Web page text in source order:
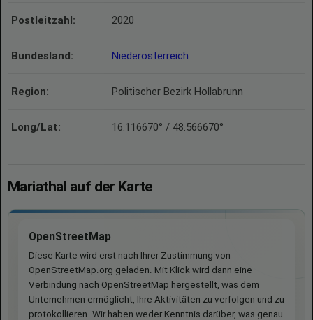
Postleitzahl: 2020
Bundesland: Niederösterreich
Region: Politischer Bezirk Hollabrunn
Long/Lat: 16.116670° / 48.566670°
Mariathal auf der Karte
OpenStreetMap
Diese Karte wird erst nach Ihrer Zustimmung von
OpenStreetMap.org geladen. Mit Klick wird dann eine
Verbindung nach OpenStreetMap hergestellt, was dem
Unternehmen ermöglicht, Ihre Aktivitäten zu verfolgen und zu
protokollieren. Wir haben weder Kenntnis darüber, was genau